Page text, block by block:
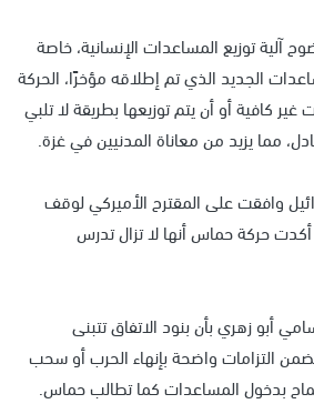
توزيع المساعدات الإنسانية، خاصة
الجديد الذي تم إطلاقه مؤخرًا، الحركة
كافية أو أن يتم توزيعها بطريقة لا تلبي
مما يزيد من معاناة المدنيين في غزة.
وافقت على المقترح الأميركي لوقف
أكدت حركة حماس أنها لا تزال تدرس
أبو زهري بأن بنود الاتفاق تتبنى
التزامات واضحة بإنهاء الحرب أو سحب
بدخول المساعدات كما تطالب حماس.